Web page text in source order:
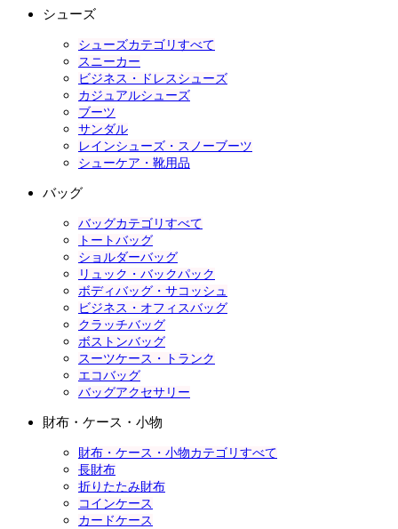
シューズ
シューズカテゴリすべて
スニーカー
ビジネス・ドレスシューズ
カジュアルシューズ
ブーツ
サンダル
レインシューズ・スノーブーツ
シューケア・靴用品
バッグ
バッグカテゴリすべて
トートバッグ
ショルダーバッグ
リュック・バックパック
ボディバッグ・サコッシュ
ビジネス・オフィスバッグ
クラッチバッグ
ボストンバッグ
スーツケース・トランク
エコバッグ
バッグアクセサリー
財布・ケース・小物
財布・ケース・小物カテゴリすべて
長財布
折りたたみ財布
コインケース
カードケース